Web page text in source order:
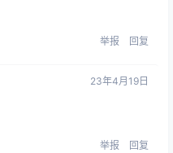
举报 回复
23年4月19日
举报 回复